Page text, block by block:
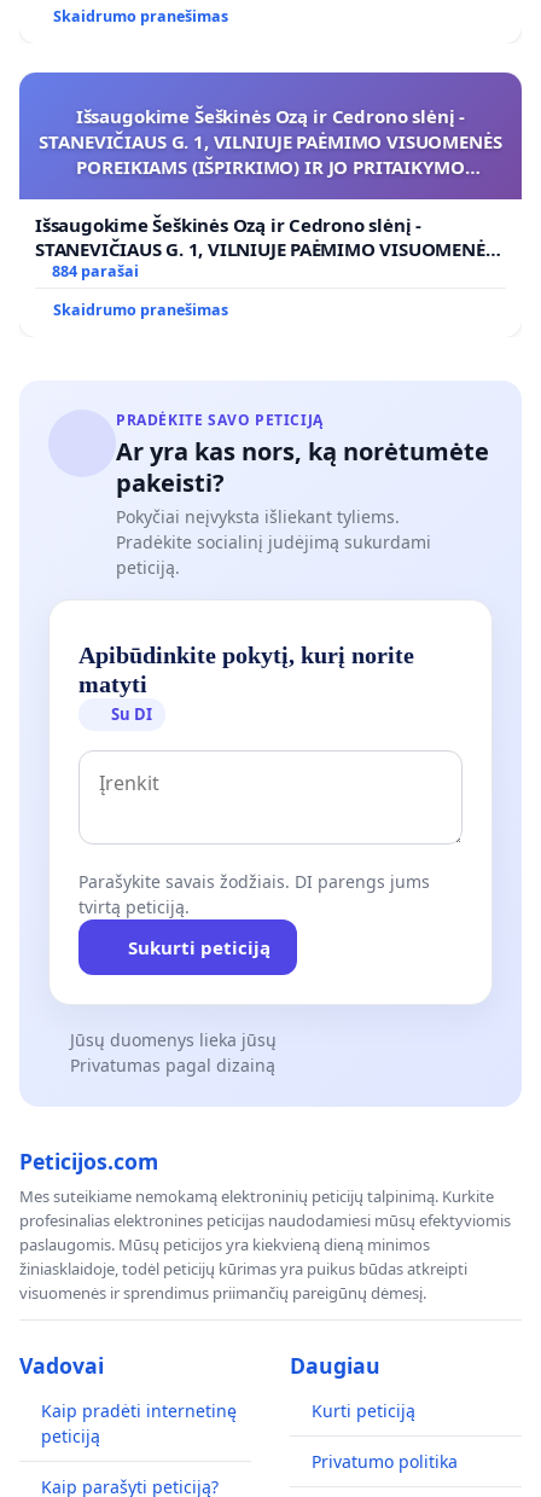
Skaidrumo pranešimas
Išsaugokime Šeškinės Ozą ir Cedrono slėnį -
STANEVIČIAUS G. 1, VILNIUJE PAĖMIMO VISUOMENĖS
POREIKIAMS (IŠPIRKIMO) IR JO PRITAIKYMO
Išsaugokime Šeškinės Ozą ir Cedrono slėnį -
STANEVIČIAUS G. 1, VILNIUJE PAĖMIMO VISUOMENĖS
POREIKIAMS (IŠPIRKIMO) IR JO PRITAIKYMO VIEŠAJAI
ŽELDYNŲ FUNKCIJAI
884 parašai
Skaidrumo pranešimas
PRADĖKITE SAVO PETICIJĄ
Ar yra kas nors, ką norėtumėte
pakeisti?
Pokyčiai neįvyksta išliekant tyliems.
Pradėkite socialinį judėjimą sukurdami
peticiją.
Apibūdinkite pokytį, kurį norite
matyti
Su DI
Parašykite savais žodžiais. DI parengs jums
tvirtą peticiją.
Sukurti peticiją
Jūsų duomenys lieka jūsų
Privatumas pagal dizainą
Peticijos.com
Mes suteikiame nemokamą elektroninių peticijų talpinimą. Kurkite
profesinalias elektronines peticijas naudodamiesi mūsų efektyviomis
paslaugomis. Mūsų peticijos yra kiekvieną dieną minimos
žiniasklaidoje, todėl peticijų kūrimas yra puikus būdas atkreipti
visuomenės ir sprendimus priimančių pareigūnų dėmesį.
Vadovai
Kaip pradėti internetinę
peticiją
Kaip parašyti peticiją?
Daugiau
Kurti peticiją
Privatumo politika